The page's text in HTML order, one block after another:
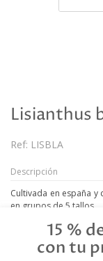
15 %
con tu
Lisianthus
Ref: LISBLA
Descripción
Cultivada en españa
en grupos de 5 tallos.